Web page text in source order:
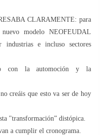
CLARAMENTE: para
modelo NEOFEUDAL
industrias e incluso sectores
con la automoción y la
creáis que esto va ser de hoy
"transformación” distópica.
a cumplir el cronograma.